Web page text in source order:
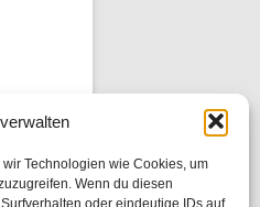
Technologien wie Cookies, um
Wenn du diesen
oder eindeutige IDs auf